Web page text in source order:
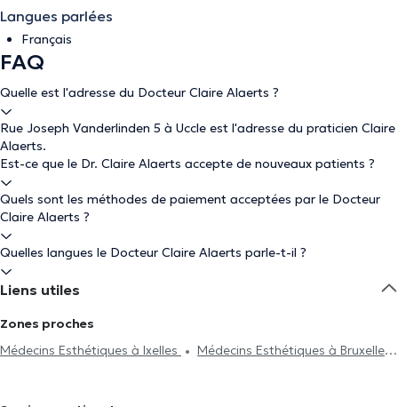
Langues parlées
Français
FAQ
Quelle est l'adresse du Docteur Claire Alaerts ?
Rue Joseph Vanderlinden 5 à Uccle est l'adresse du praticien Claire
Alaerts.
Est-ce que le Dr. Claire Alaerts accepte de nouveaux patients ?
Quels sont les méthodes de paiement acceptées par le Docteur
Claire Alaerts ?
Quelles langues le Docteur Claire Alaerts parle-t-il ?
Liens utiles
Zones proches
Médecins Esthétiques à Ixelles
Médecins Esthétiques à Bruxelles